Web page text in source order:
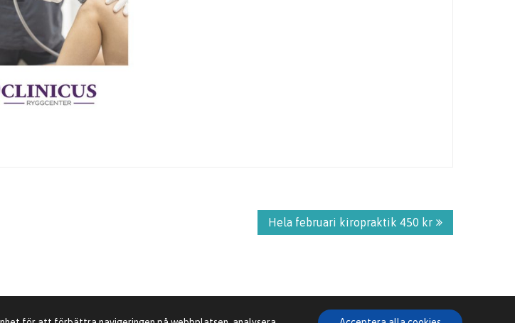
Hela februari kiropraktik 450 kr